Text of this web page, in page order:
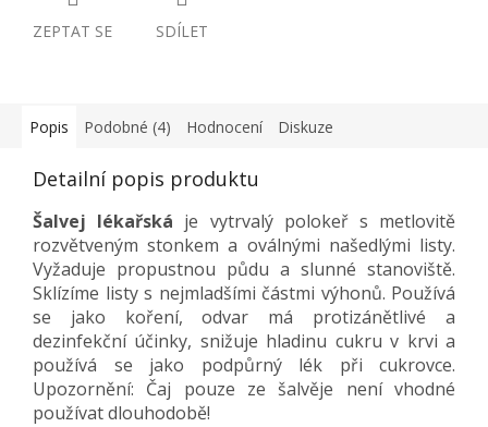
ZEPTAT SE SDÍLET
Popis Podobné (4) Hodnocení Diskuze
Detailní popis produktu
Šalvej lékařská je vytrvalý polokeř s metlovitě
rozvětveným stonkem a oválnými našedlými listy.
Vyžaduje propustnou půdu a slunné stanoviště.
Sklízíme listy s nejmladšími částmi výhonů. Používá
se jako koření, odvar má protizánětlivé a
dezinfekční účinky, snižuje hladinu cukru v krvi a
používá se jako podpůrný lék při cukrovce.
Upozornění: Čaj pouze ze šalvěje není vhodné
používat dlouhodobě!